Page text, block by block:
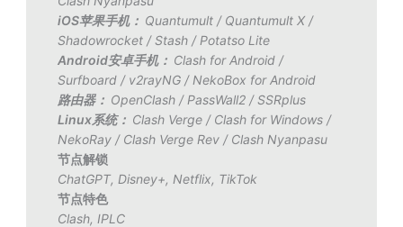
iOS苹果手机： Quantumult / Quantumult X /
Shadowrocket /Stash / Potatso Lite
Android安卓手机： Clash for Android /
Surfboard / v2rayNG / NekoBox for Android
路由器： OpenClash / PassWall2 /SSRplus
Linux系统： Clash Verge / Clash for Windows /
NekoRay / Clash Verge Rev / Clash Nyanpasu
节点解锁
ChatGPT, Disney+, Netflix, TikTok
节点特色
Clash, IPLC